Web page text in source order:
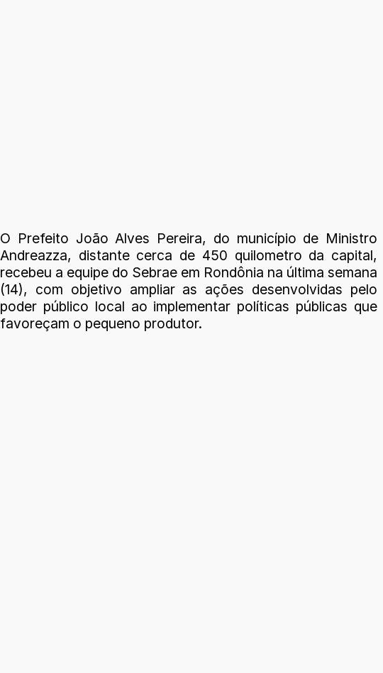
O Prefeito João Alves Pereira, do município de Ministro
Andreazza, distante cerca de 450 quilometro da capital,
recebeu a equipe do Sebrae em Rondônia na última semana
(14), com objetivo ampliar as ações desenvolvidas pelo
poder público local ao implementar políticas públicas que
favoreçam o pequeno produtor.